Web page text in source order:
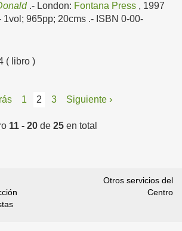
.- London: Fontana Press , 1997
1vol; 965pp; 20cms .- ISBN 0-00-
( libro )
1 2 3 Siguiente ›
11 - 20 de 25 en total
Otros servicios del
Centro